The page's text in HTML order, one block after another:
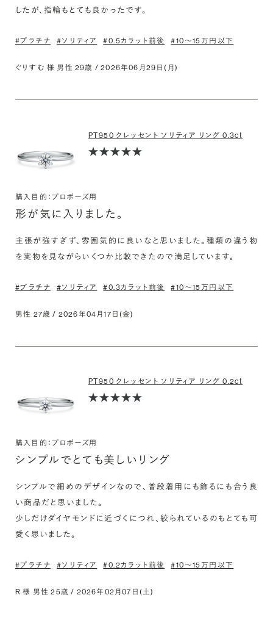
#プラチナ #ソリティア #0.5カラット前後 #10〜15万円以下
ぐりすむ 様 男性 29歳 / 2026年06月29日(月)
PT950 クレッセント ソリティア リング 0.3ct
購入目的：プロポーズ用
形が気に入りました。
主張が強すぎず、雰囲気的に良いなと思いました。種類の違う物
を実物を見ながらいくつか比較できたので満足しています。
#プラチナ #ソリティア #0.3カラット前後 #10〜15万円以下
男性 27歳 / 2026年04月17日(金)
PT950 クレッセント ソリティア リング 0.2ct
購入目的：プロポーズ用
シンプルでとても美しいリング
シンプルで細めのデザインなので、普段着用にも飾るにも合う良
い商品だと思いました。
少しだけダイヤモンドに近づくにつれ、絞られているのもとても可
愛く思いました。
#プラチナ #ソリティア #0.2カラット前後 #10〜15万円以下
R 様 男性 25歳 / 2026年02月07日(土)